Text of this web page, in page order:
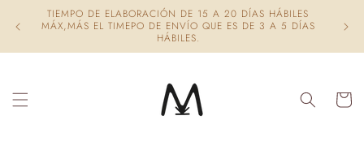
directamente
al contenido
TIEMPO DE ELABORACIÓN DE 15 A 20 DÍAS HÁBILES
MÁX,MÁS EL TIMEPO DE ENVÍO QUE ES DE 3 A 5 DÍAS
HÁBILES.
Carrito